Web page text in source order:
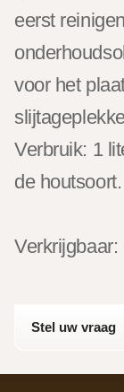
eerst
voor het
Verbruik: 1
de houtsoort.
Verkrijgbaar:
Stel uw vraag